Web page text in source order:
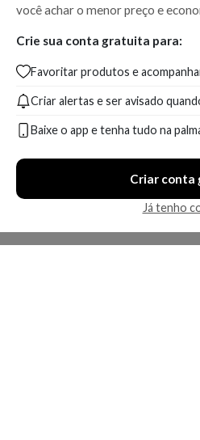
você achar o menor preço e
Crie sua conta gratuita para:
Favoritar produtos e
Criar alertas e ser avisado
Baixe o app e tenha tudo na
Criar conta
Já tenho